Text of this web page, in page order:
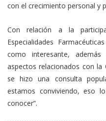
con el crecimiento personal y
Con relación a la
Especialidades
como interesante,
aspectos relacionados con
se hizo una consulta
estamos conviviendo, eso
conocer”.